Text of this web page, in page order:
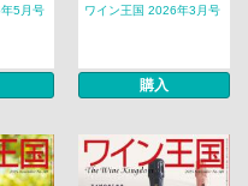
5月号 ワイン王国 2026年3月号
購入